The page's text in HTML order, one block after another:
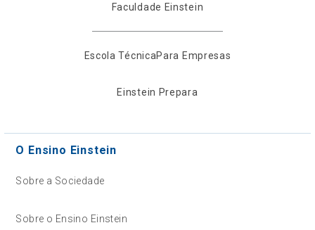
Faculdade Einstein
Escola TécnicaPara Empresas
Einstein Prepara
O Ensino Einstein
Sobre a Sociedade
Sobre o Ensino Einstein